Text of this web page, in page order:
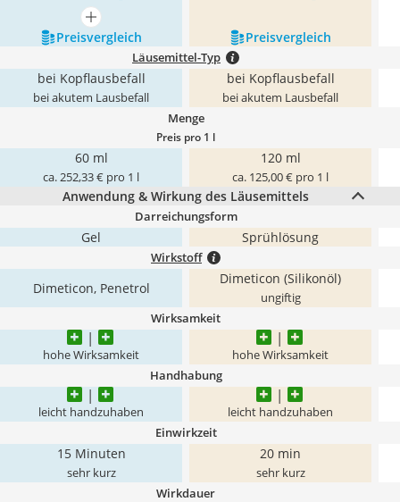
mehr anzeigen
Preis­vergleich
Preis­vergleich
Läusemittel-Typ
bei Kopflausbefall
bei akutem Lausbefall
bei Kopflausbefall
bei akutem Lausbefall
Menge
Preis pro 1 l
60 ml
ca. 252,33 € pro 1 l
120 ml
ca. 125,00 € pro 1 l
Anwendung & Wirkung des Läusemittels
Darreichungsform
Gel Sprühlösung
Wirkstoff
Dimeticon, Penetrol
Dimeticon (Silikonöl)
ungiftig
Wirksamkeit
hohe Wirksamkeit hohe Wirksamkeit
Handhabung
leicht handzuhaben leicht handzuhaben
Einwirkzeit
15 Minuten
sehr kurz
20 min
sehr kurz
Wirkdauer